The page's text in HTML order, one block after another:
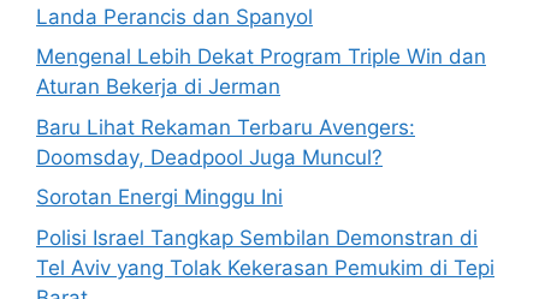
Landa Perancis dan Spanyol
Mengenal Lebih Dekat Program Triple Win dan
Aturan Bekerja di Jerman
Baru Lihat Rekaman Terbaru Avengers:
Doomsday, Deadpool Juga Muncul?
Sorotan Energi Minggu Ini
Polisi Israel Tangkap Sembilan Demonstran di
Tel Aviv yang Tolak Kekerasan Pemukim di Tepi